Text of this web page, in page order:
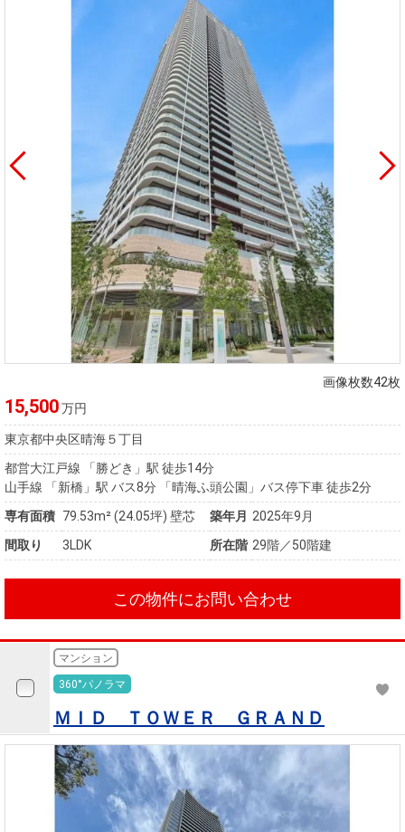
画像枚数42枚
15,500万円
東京都中央区晴海５丁目
都営大江戸線 「勝どき」駅 徒歩14分
山手線 「新橋」駅 バス8分 「晴海ふ頭公園」バス停下車 徒歩2分
専有面積 79.53m²(24.05坪) 壁芯 築年月 2025年9月
間取り
3LDK 所在階 29階／50階建
この物件にお問い合わせ
マンション
360°パノラマ
ＭＩＤ ＴＯＷＥＲ ＧＲＡＮＤ